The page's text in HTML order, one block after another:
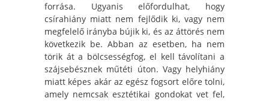
forrása. Ugyanis előfordulhat, hogy
csírahiány miatt nem fejlődik ki, vagy nem
megfelelő irányba bújik ki, és az áttörés nem
következik be. Abban az esetben, ha nem
törik át a bölcsességfog, el kell távolítani a
szájsebésznek műtéti úton. Vagy helyhiány
miatt képes akár az egész fogsort előre tolni,
amely nemcsak esztétikai gondokat vet fel,